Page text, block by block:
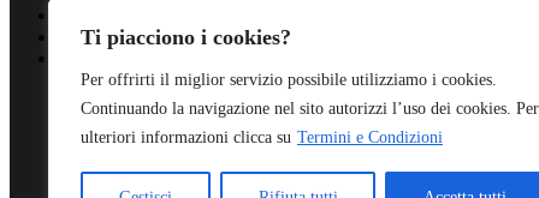
Ti piacciono i cookies?
Per offrirti il miglior servizio possibile utilizziamo i cookies.
Continuando la navigazione nel sito autorizzi l’uso dei cookies. Per
ulteriori informazioni clicca su Termini e Condizioni
Cookies Policy